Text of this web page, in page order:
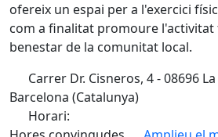
ofereix un espai per a l'exercici
com a finalitat promoure l'activitat
benestar de la comunitat local.
Carrer Dr. Cisneros, 4 - 08696
Barcelona (Catalunya)
Horari: